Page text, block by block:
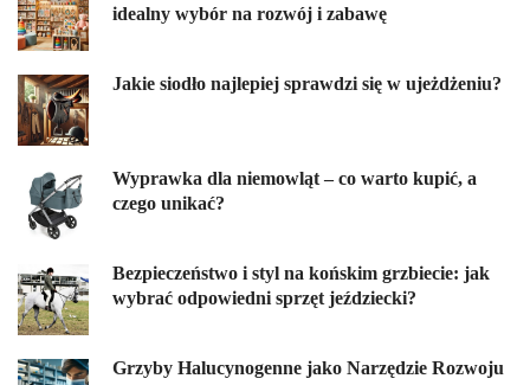
idealny wybór na rozwój i zabawę
Jakie siodło najlepiej sprawdzi się w ujeżdżeniu?
Wyprawka dla niemowląt – co warto kupić, a
czego unikać?
Bezpieczeństwo i styl na końskim grzbiecie: jak
wybrać odpowiedni sprzęt jeździecki?
Grzyby Halucynogenne jako Narzędzie Rozwoju